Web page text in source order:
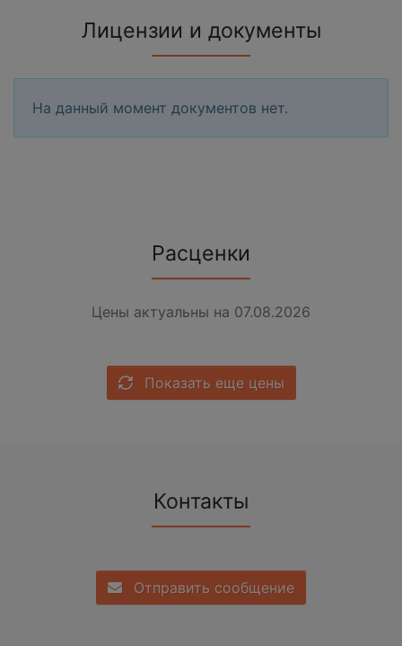
Лицензии и документы
На данный момент документов нет.
Расценки
Цены актуальны на 07.08.2026
Показать еще цены
Контакты
Отправить сообщение